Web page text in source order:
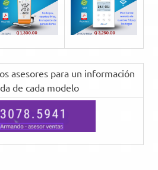
asesores para un información
de cada modelo